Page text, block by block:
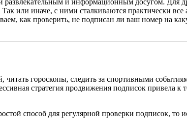
или иначе, с ними сталкиваются практически
как проверить, не подписан ли ваш номер на
гороскопы, следить за спортивными
стратегия продвижения подписок привела к
способ для регулярной проверки подписок, то